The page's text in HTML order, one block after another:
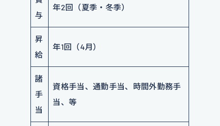
与
年2回（夏季・冬季）
昇
給
年1回（4月）
諸
手
当
資格手当、通勤手当、時間外勤務手
当、等